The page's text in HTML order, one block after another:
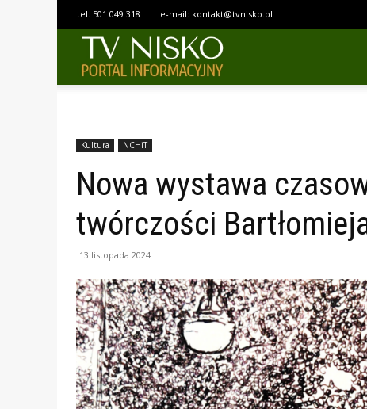
tel. 501 049 318 e-mail: kontakt@tvnisko.pl
Kultura NCHiT
Nowa wystawa
twórczości
13 listopada 2024